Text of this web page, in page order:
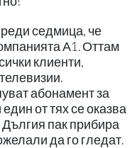
седмица, че
А1. Оттам
клиенти,
абонамент за
от тях се оказва
пак прибира
да го гледат.